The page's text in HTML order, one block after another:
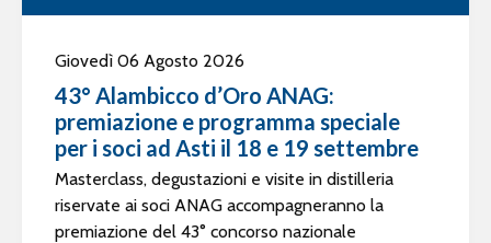
Giovedì 06 Agosto 2026
43° Alambicco d’Oro ANAG:
premiazione e programma speciale
per i soci ad Asti il 18 e 19 settembre
Masterclass, degustazioni e visite in distilleria
riservate ai soci ANAG accompagneranno la
premiazione del 43° concorso nazionale